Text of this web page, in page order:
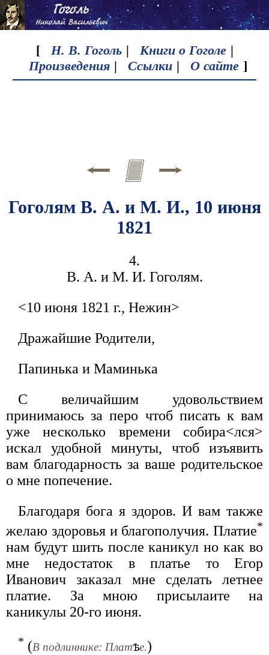
[ Н. В. Гоголь | Книги о Гоголе |
Произведения | Ссылки | О сайте ]
Гоголям В. А. и М. И., 10 июня
1821
4.
В. А. и М. И. Гоголям.
<10 июня 1821 г., Нежин>
Дражайшие Родители,
Папинька и Маминька
С величайшим удовольствием
принимаюсь за перо чтоб писать к вам
уже несколько времени собира<лся>
искал удобной минуты, чтоб изъявить
вам благодарность за ваше родительское
о мне попечение.
Благодаря бога я здоров. И вам также
желаю здоровья и благополучия. Платие*
нам будут шить после каникул но как во
мне недостаток в платье то Егор
Иванович заказал мне сделать летнее
платие. За мною присылаите на
каникулы 20-го июня.
* (В подлиннике: Плат е.)